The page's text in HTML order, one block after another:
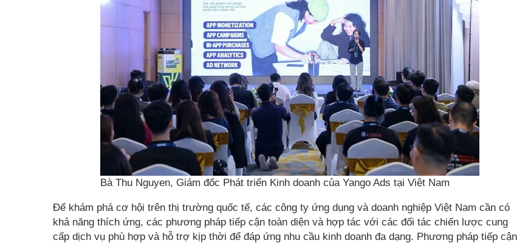
Bà Thu Nguyen, Giám đốc Phát triển Kinh doanh của Yango Ads tại Việt Nam
Để khám phá cơ hội trên thị trường quốc tế, các công ty ứng dụng và doanh nghiệp Việt Nam cần có
khả năng thích ứng, các phương pháp tiếp cận toàn diện và hợp tác với các đối tác chiến lược cung
cấp dịch vụ phù hợp và hỗ trợ kịp thời để đáp ứng nhu cầu kinh doanh đa dạng. Phương pháp tiếp cận